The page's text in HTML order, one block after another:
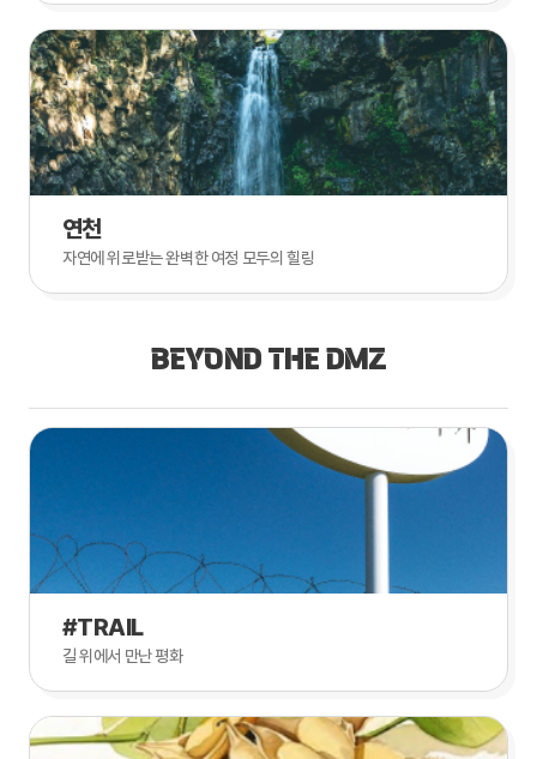
연천
자연에 위로받는 완벽한 여정 모두의 힐링
BEYOND THE DMZ
#TRAIL
길 위에서 만난 평화